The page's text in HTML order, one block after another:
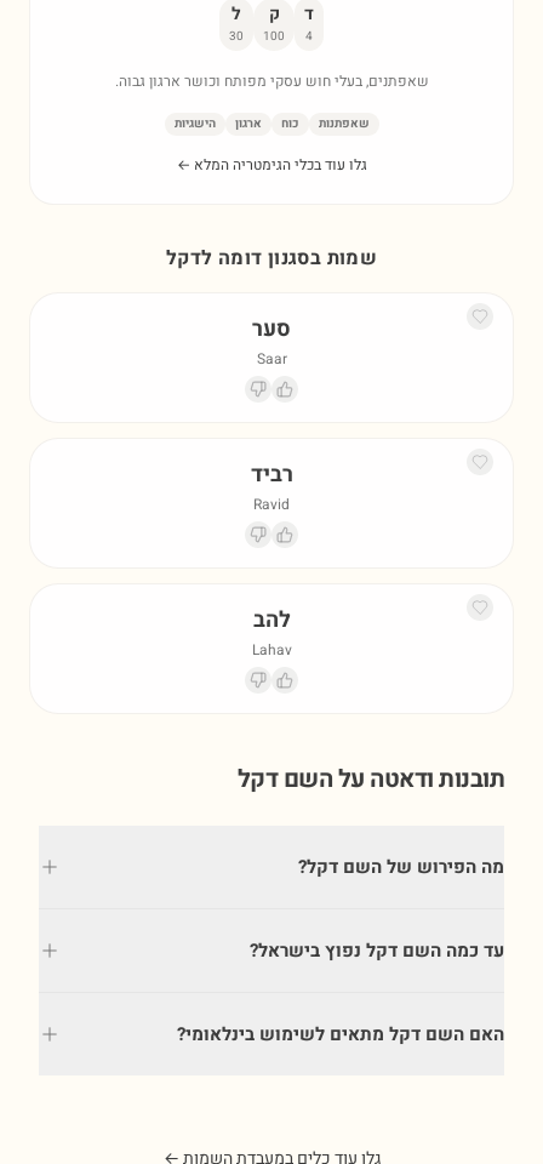
ד
4
ק
100
ל
30
שאפתנים, בעלי חוש עסקי מפותח וכושר ארגון גבוה.
שאפתנות כוח ארגון הישגיות
גלו עוד בכלי הגימטריה המלא ←
שמות בסגנון דומה לדקל
סער
Saar
רביד
Ravid
להב
Lahav
תובנות ודאטה על השםדקל
מה הפירוש של השם דקל?
עד כמה השם דקל נפוץ בישראל?
האם השם דקל מתאים לשימוש בינלאומי?
גלו עוד כלים במעבדת השמות ←